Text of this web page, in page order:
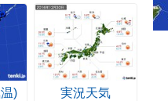
) 実況天気